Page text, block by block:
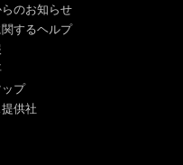
のお知らせ
するヘルプ
プ
供社